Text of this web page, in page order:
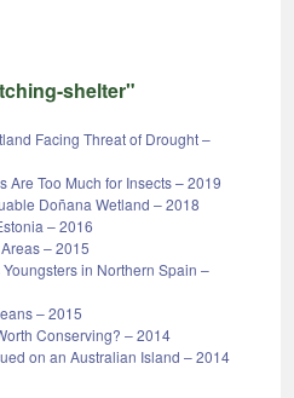
shelter"
Facing Threat of Drought –
Are Too Much for Insects – 2019
Doñana Wetland – 2018
– 2016
– 2015
in Northern Spain –
– 2015
Conserving? – 2014
on an Australian Island – 2014